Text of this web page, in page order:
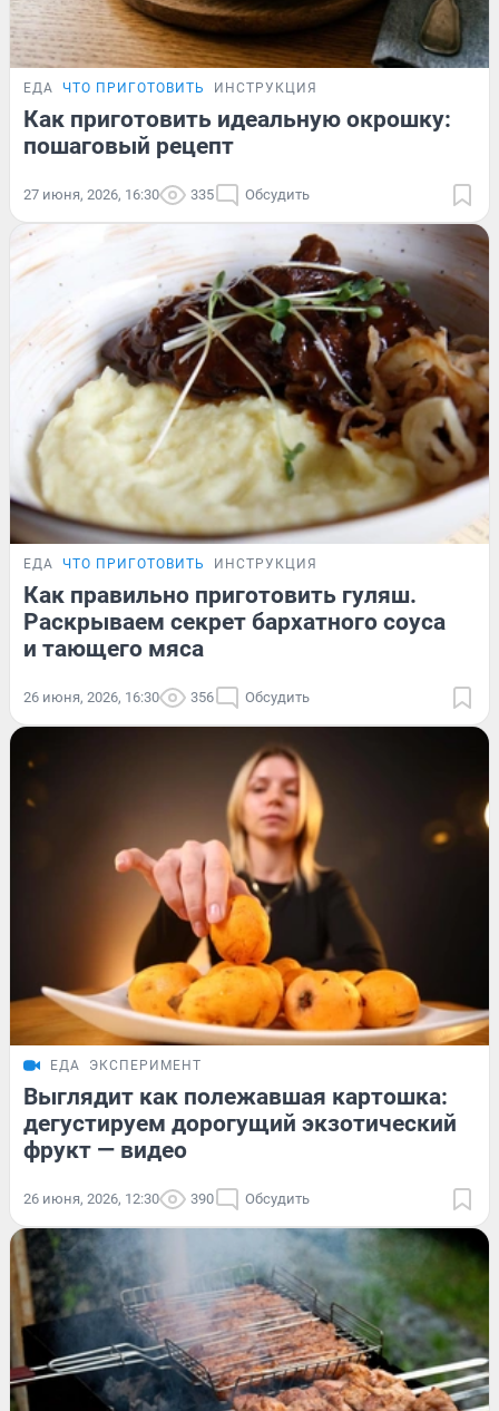
ЕДА ЧТО ПРИГОТОВИТЬ ИНСТРУКЦИЯ
Как приготовить идеальную окрошку:
пошаговый рецепт
27 июня, 2026, 16:30 335 Обсудить
ЕДА ЧТО ПРИГОТОВИТЬ ИНСТРУКЦИЯ
Как правильно приготовить гуляш.
Раскрываем секрет бархатного соуса
и тающего мяса
26 июня, 2026, 16:30 356 Обсудить
ЕДА ЭКСПЕРИМЕНТ
Выглядит как полежавшая картошка:
дегустируем дорогущий экзотический
фрукт — видео
26 июня, 2026, 12:30 390 Обсудить